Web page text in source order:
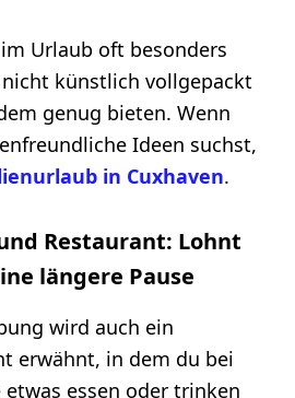
Urlaub oft besonders
künstlich vollgepackt
genug bieten. Wenn
Ideen suchst,
in Cuxhaven.
Restaurant: Lohnt
längere Pause
wird auch ein
erwähnt, in dem du bei
etwas essen oder trinken